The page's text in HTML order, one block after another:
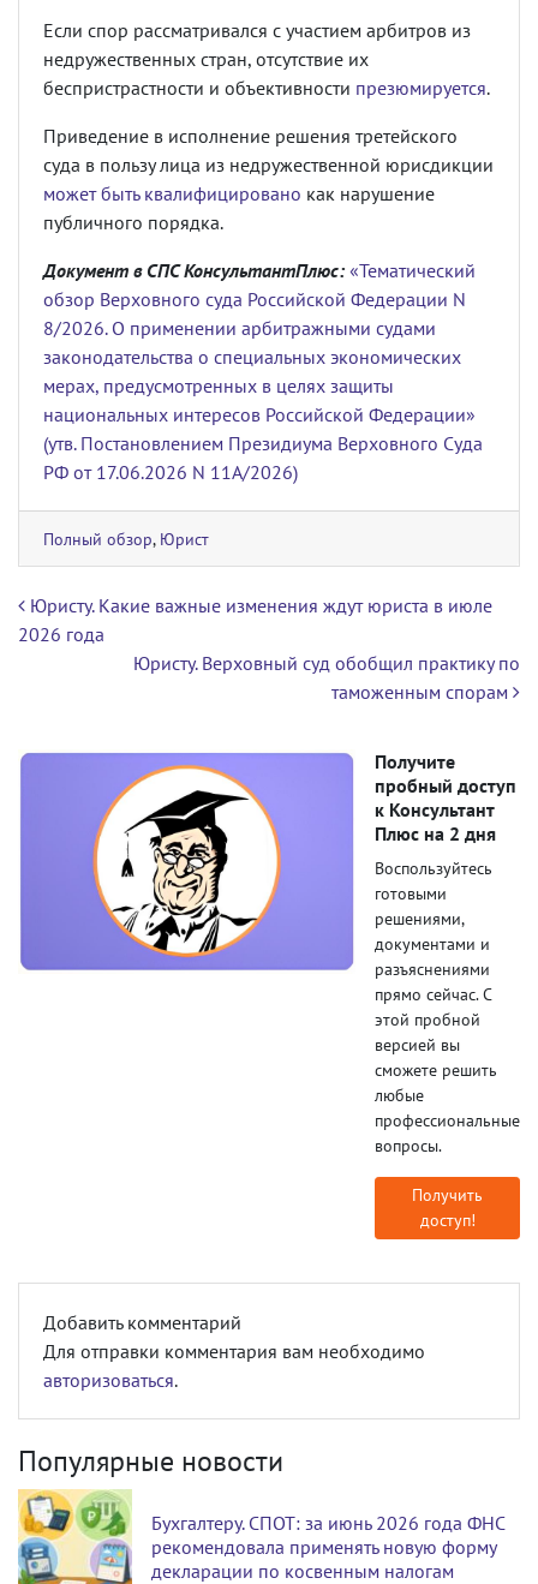
Если спор рассматривался с участием арбитров из
недружественных стран, отсутствие их
беспристрастности и объективности презюмируется.
Приведение в исполнение решения третейского
суда в пользу лица из недружественной юрисдикции
может быть квалифицировано как нарушение
публичного порядка.
Документ в СПС КонсультантПлюс: «Тематический
обзор Верховного суда Российской Федерации N
8/2026. О применении арбитражными судами
законодательства о специальных экономических
мерах, предусмотренных в целях защиты
национальных интересов Российской Федерации»
(утв. Постановлением Президиума Верховного Суда
РФ от 17.06.2026 N 11А/2026)
Полный обзор, Юрист
Навигация по записям
Юристу. Какие важные изменения ждут юриста в июле
2026 года
Юристу. Верховный суд обобщил практику по
таможенным спорам
Получите
пробный доступ
к Консультант
Плюс на 2 дня
Воспользуйтесь
готовыми
решениями,
документами и
разъяснениями
прямо сейчас. С
этой пробной
версией вы
сможете решить
любые
профессиональные
вопросы.
Получить
доступ!
Добавить комментарий
Для отправки комментария вам необходимо
авторизоваться.
Популярные новости
Бухгалтеру. СПОТ: за июнь 2026 года ФНС
рекомендовала применять новую форму
декларации по косвенным налогам